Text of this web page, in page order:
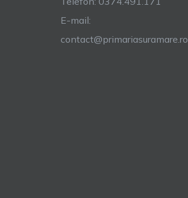
E-mail:
contact@primariasuramare.ro